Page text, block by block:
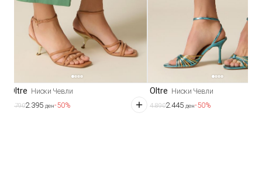
Oltre Ниски Чевли
4.7902.395 ден-50%
Oltre Ниски Чевли
4.8902.445 ден-50%